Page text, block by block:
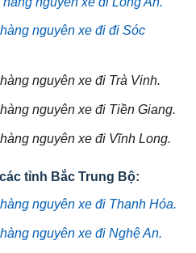
nguyên xe đi đi Sóc
nguyên xe đi Trà Vinh.
nguyên xe đi Tiền Giang.
nguyên xe đi Vĩnh Long.
tỉnh Bắc Trung Bộ:
nguyên xe đi Thanh Hóa.
nguyên xe đi Nghệ An.